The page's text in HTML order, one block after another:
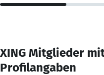
XING Mitglieder
Profilangaben